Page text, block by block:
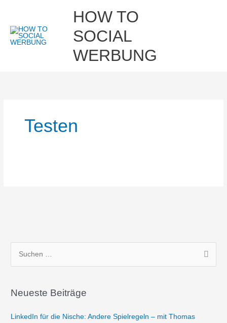
springen
HOW TO
SOCIAL
WERBUNG
Testen
hNeueste Beiträge
LinkedIn für die Nische: Andere Spielregeln – mit Thomas